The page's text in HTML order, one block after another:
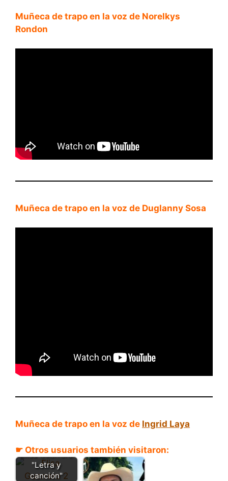
Muñeca de trapo en la voz de Norelkys
Rondon
Muñeca de trapo en la voz de Duglanny Sosa
Muñeca de trapo en la voz de Ingrid Laya
☛ Otros usuarios también visitaron:
Elisa Guerrero
"Letra y
canción"